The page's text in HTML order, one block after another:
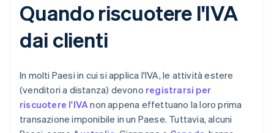
Quando riscuotere l'IVA
dai clienti
In molti Paesi in cui si applica l'IVA, le attività estere
(venditori a distanza) devono registrarsi per
riscuotere l'IVAnon appena effettuano la loro prima
transazione imponibile in un Paese. Tuttavia, alcuni